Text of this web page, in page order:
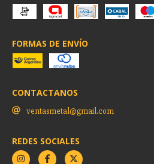
FORMAS DE ENVÍO
CONTACTANOS
ventasmetal@gmail.com
REDES SOCIALES